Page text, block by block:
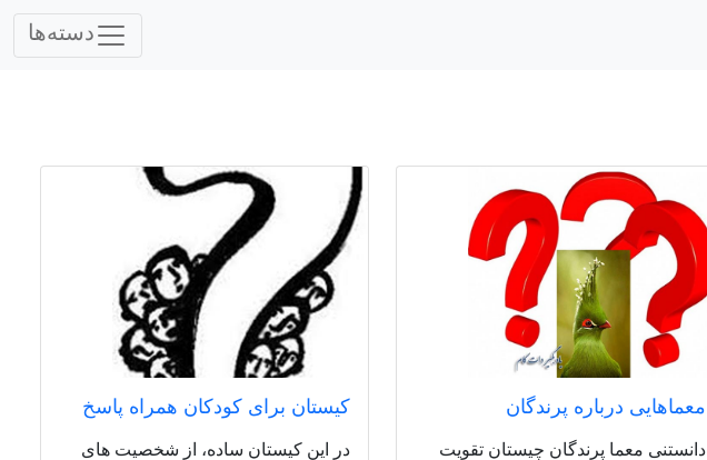
دسته‌ها
معماهایی درباره پرندگان
دانستنی معما پرندگان چیستان تقویت
کیستان برای کودکان همراه پاسخ
در این کیستان ساده، از شخصیت های